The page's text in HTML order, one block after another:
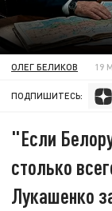
ОЛЕГ БЕЛИКОВ 19
ПОДПИШИТЕСЬ:
"Если
столько
Лукашенко